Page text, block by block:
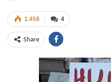
4
1.458
Share